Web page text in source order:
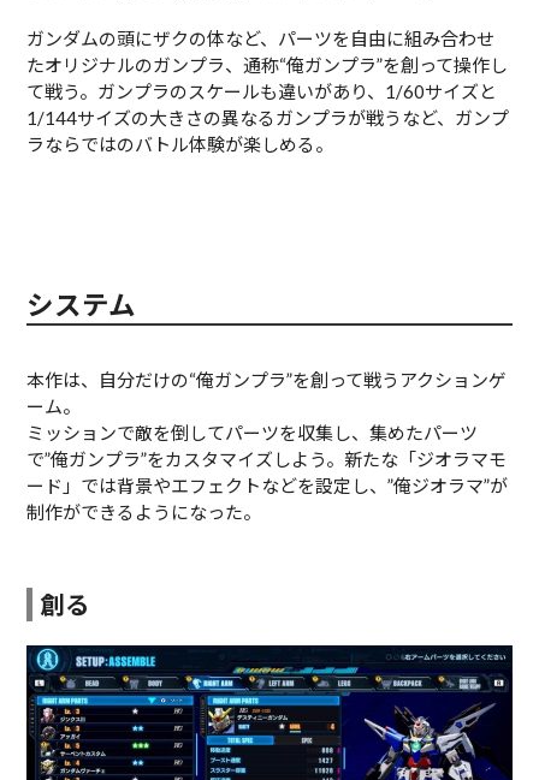
ガンダムの頭にザクの体など、パーツを自由に組み合わせ
たオリジナルのガンプラ、通称“俺ガンプラ”を創って操作し
て戦う。ガンプラのスケールも違いがあり、1/60サイズと
1/144サイズの大きさの異なるガンプラが戦うなど、ガンプ
ラならではのバトル体験が楽しめる。
システム
本作は、自分だけの“俺ガンプラ”を創って戦うアクションゲ
ーム。
ミッションで敵を倒してパーツを収集し、集めたパーツ
で”俺ガンプラ”をカスタマイズしよう。新たな「ジオラマモ
ード」では背景やエフェクトなどを設定し、”俺ジオラマ”が
制作ができるようになった。
創る